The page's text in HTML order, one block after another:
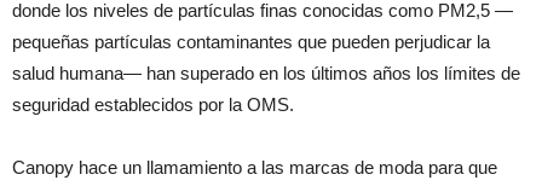
donde los niveles de partículas finas conocidas como PM2,5 —
pequeñas partículas contaminantes que pueden perjudicar la
salud humana— han superado en los últimos años los límites de
seguridad establecidos por la OMS.
Canopy hace un llamamiento a las marcas de moda para que